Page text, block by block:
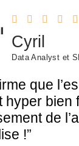
Cyril
Data Analyst et
que
hyper bien
de
!”